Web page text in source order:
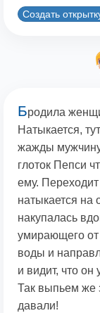
Создать
Бродила
Натыкается,
жажды
глоток Пепси
ему.
натыкается на
накупалась
умирающего
воды и
и видит, что он
Так выпьем же
давали!